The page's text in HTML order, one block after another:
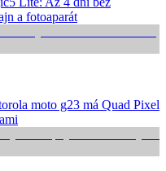
a fotoaparát
moto g23 má Quad Pixel